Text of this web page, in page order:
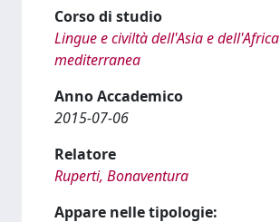
Corso di studio
Lingue e civiltà dell'Asia e dell'Africa
mediterranea
Anno Accademico
2015-07-06
Relatore
Ruperti, Bonaventura
Appare nelle tipologie: